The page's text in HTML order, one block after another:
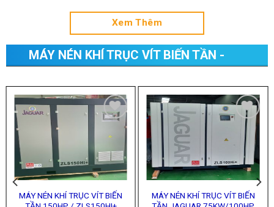
MÁY NÉN KHÍ TRỤC VÍT BIẾN TẦN -
MOTOR IE4/IP65 GIẢI NHIỆT BẰNG
NƯỚC
Add to
MÁY NÉN KHÍ TRỤC VÍT BIẾN
TẦN 150HP / ZLS150HI+
Add to
Wishlist
MÁY NÉN KHÍ TRỤC VÍT BIẾN
TẦN JAGUAR 75KW/100HP
ZLS100HI+